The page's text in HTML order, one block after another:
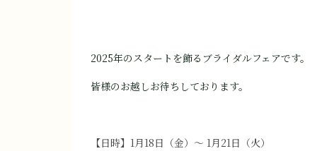
2025年のスタートを飾るブライダルフェアです。
皆様のお越しお待ちしております。
【日時】1月18日（金）～ 1月21日（火）